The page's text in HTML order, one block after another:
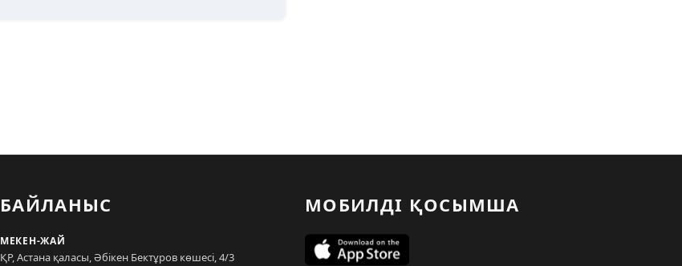
БАЙЛАНЫС
МЕКЕН-ЖАЙ
ҚР, Астана қаласы, Әбікен Бектұров көшесі, 4/3
МОБИЛДІ ҚОСЫМША